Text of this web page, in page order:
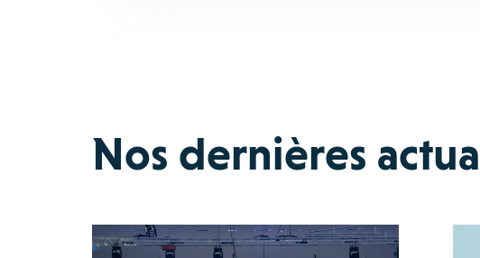
Nos dernières